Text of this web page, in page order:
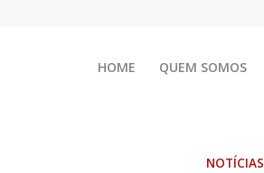
HOME QUEM SOMOS
NOTÍCIAS